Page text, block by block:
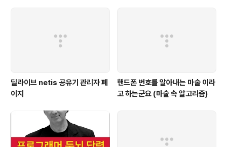
딜라이브 netis 공유기 관리자 페
이지
핸드폰 번호를 알아내는 마술 이라
고 하는군요 (마술 속 알고리즘)